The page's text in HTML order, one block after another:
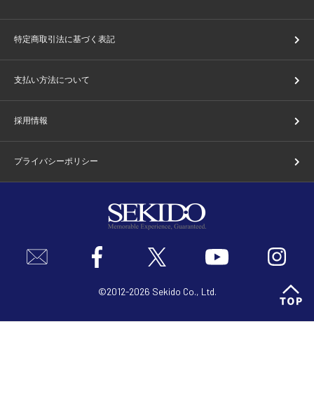
特定商取引法に基づく表記
支払い方法について
採用情報
プライバシーポリシー
©2012-2026 Sekido Co., Ltd.